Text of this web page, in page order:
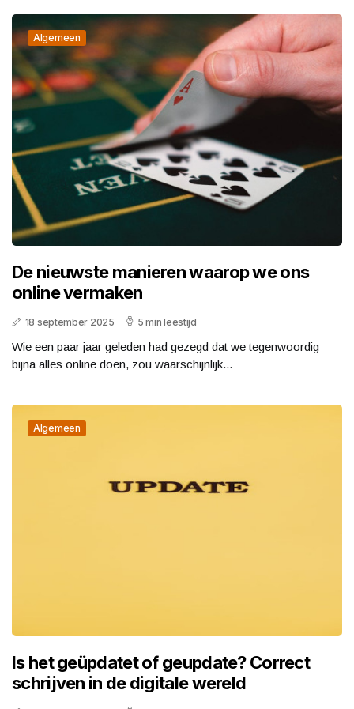
Algemeen
De nieuwste manieren waarop we ons
online vermaken
18 september 2025 5 min leestijd
Wie een paar jaar geleden had gezegd dat we tegenwoordig
bijna alles online doen, zou waarschijnlijk...
Algemeen
Is het geüpdatet of geupdate? Correct
schrijven in de digitale wereld